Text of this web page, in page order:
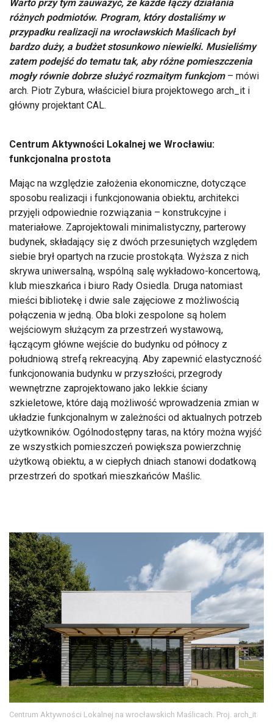
Warto przy tym zauważyć, że każde łączy działania
różnych podmiotów. Program, który dostaliśmy w
przypadku realizacji na wrocławskich Maślicach był
bardzo duży, a budżet stosunkowo niewielki. Musieliśmy
zatem podejść do tematu tak, aby różne pomieszczenia
mogły równie dobrze służyć rozmaitym funkcjom– mówi
arch. Piotr Zybura, właściciel biura projektowego arch_it i
główny projektant CAL.
Centrum Aktywności Lokalnej we Wrocławiu:
funkcjonalna prostota
Mając na względzie założenia ekonomiczne, dotyczące
sposobu realizacji i funkcjonowania obiektu, architekci
przyjęli odpowiednie rozwiązania – konstrukcyjne i
materiałowe. Zaprojektowali minimalistyczny, parterowy
budynek, składający się z dwóch przesuniętych względem
siebie brył opartych na rzucie prostokąta. Wyższa z nich
skrywa uniwersalną, wspólną salę wykładowo-koncertową,
klub mieszkańca i biuro Rady Osiedla. Druga natomiast
mieści bibliotekę i dwie sale zajęciowe z możliwością
połączenia w jedną. Oba bloki zespolone są holem
wejściowym służącym za przestrzeń wystawową,
łączącym główne wejście do budynku od północy z
południową strefą rekreacyjną. Aby zapewnić elastyczność
funkcjonowania budynku w przyszłości, przegrody
wewnętrzne zaprojektowano jako lekkie ściany
szkieletowe, które dają możliwość wprowadzenia zmian w
układzie funkcjonalnym w zależności od aktualnych potrzeb
użytkowników. Ogólnodostępny taras, na który można wyjść
ze wszystkich pomieszczeń powiększa powierzchnię
użytkową obiektu, a w ciepłych dniach stanowi dodatkową
przestrzeń do spotkań mieszkańców Maślic.
Centrum Aktywności Lokalnej na wrocławskich Maślicach. Proj. arch_it